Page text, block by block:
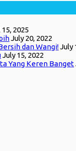
2025
July 20, 2022
dan Wangi!July
July 15, 2022
Yang Keren Banget